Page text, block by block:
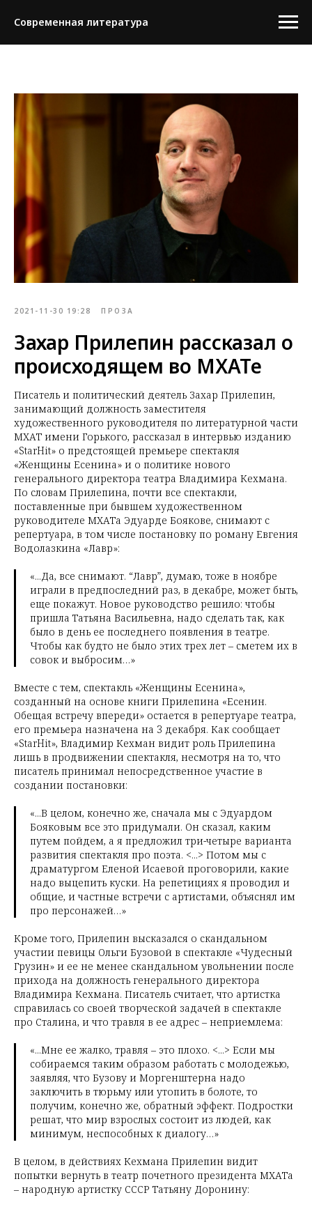
Современная литература
2021-11-30 19:28 ПРОЗА
Захар Прилепин рассказал о
происходящем во МХАТе
Писатель и политический деятель Захар Прилепин,
занимающий должность заместителя
художественного руководителя по литературной части
МХАТ имени Горького, рассказал в интервью изданию
«StarHit» о предстоящей премьере спектакля
«Женщины Есенина» и о политике нового
генерального директора театра Владимира Кехмана.
По словам Прилепина, почти все спектакли,
поставленные при бывшем художественном
руководителе МХАТа Эдуарде Боякове, снимают с
репертуара, в том числе постановку по роману Евгения
Водолазкина «Лавр»:
«...Да, все снимают. “Лавр”, думаю, тоже в ноябре
играли в предпоследний раз, в декабре, может быть,
еще покажут. Новое руководство решило: чтобы
пришла Татьяна Васильевна, надо сделать так, как
было в день ее последнего появления в театре.
Чтобы как будто не было этих трех лет – сметем их в
совок и выбросим…»
Вместе с тем, спектакль «Женщины Есенина»,
созданный на основе книги Прилепина «Есенин.
Обещая встречу впереди» остается в репертуаре театра,
его премьера назначена на 3 декабря. Как сообщает
«StarHit», Владимир Кехман видит роль Прилепина
лишь в продвижении спектакля, несмотря на то, что
писатель принимал непосредственное участие в
создании постановки:
«...В целом, конечно же, сначала мы с Эдуардом
Бояковым все это придумали. Он сказал, каким
путем пойдем, а я предложил три-четыре варианта
развития спектакля про поэта. <...> Потом мы с
драматургом Еленой Исаевой проговорили, какие
надо выцепить куски. На репетициях я проводил и
общие, и частные встречи с артистами, объяснял им
про персонажей…»
Кроме того, Прилепин высказался о скандальном
участии певицы Ольги Бузовой в спектакле «Чудесный
Грузин» и ее не менее скандальном увольнении после
прихода на должность генерального директора
Владимира Кехмана. Писатель считает, что артистка
справилась со своей творческой задачей в спектакле
про Сталина, и что травля в ее адрес – неприемлема:
«...Мне ее жалко, травля – это плохо. <...> Если мы
собираемся таким образом работать с молодежью,
заявляя, что Бузову и Моргенштерна надо
заключить в тюрьму или утопить в болоте, то
получим, конечно же, обратный эффект. Подростки
решат, что мир взрослых состоит из людей, как
минимум, неспособных к диалогу…»
В целом, в действиях Кехмана Прилепин видит
попытки вернуть в театр почетного президента МХАТа
– народную артистку СССР Татьяну Доронину: